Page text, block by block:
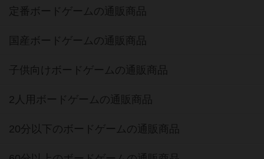
定番ボードゲームの通販商品
国産ボードゲームの通販商品
子供向けボードゲームの通販商品
2人用ボードゲームの通販商品
20分以下のボードゲームの通販商品